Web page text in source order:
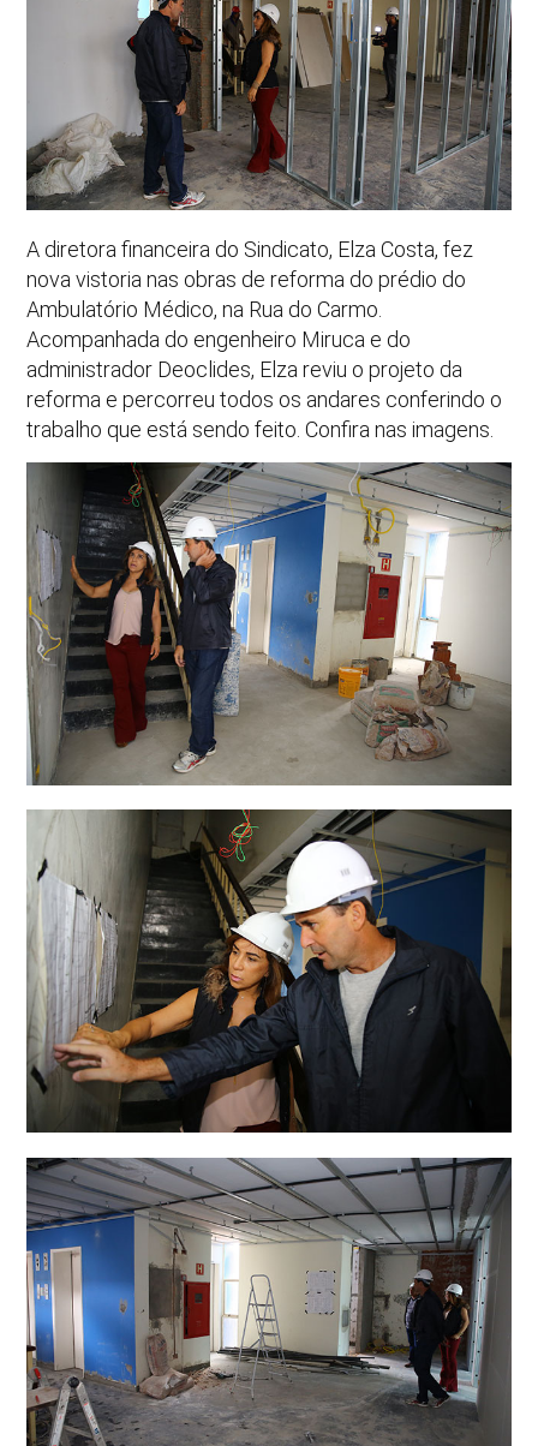
A diretora financeira do Sindicato, Elza Costa, fez
nova vistoria nas obras de reforma do prédio do
Ambulatório Médico, na Rua do Carmo.
Acompanhada do engenheiro Miruca e do
administrador Deoclides, Elza reviu o projeto da
reforma e percorreu todos os andares conferindo o
trabalho que está sendo feito. Confira nas imagens.